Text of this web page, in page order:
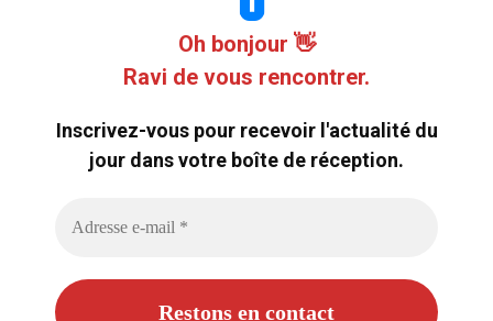
Oh bonjour 👋
Ravi de vous rencontrer.
Inscrivez-vous pour recevoir l'actualité du
jour dans votre boîte de réception.